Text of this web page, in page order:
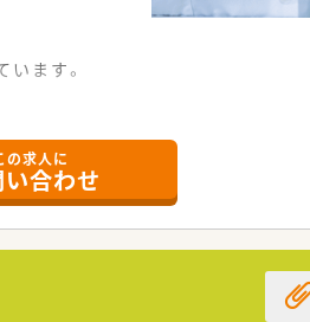
ます。
適なエリアです。
の求人に
合わせ